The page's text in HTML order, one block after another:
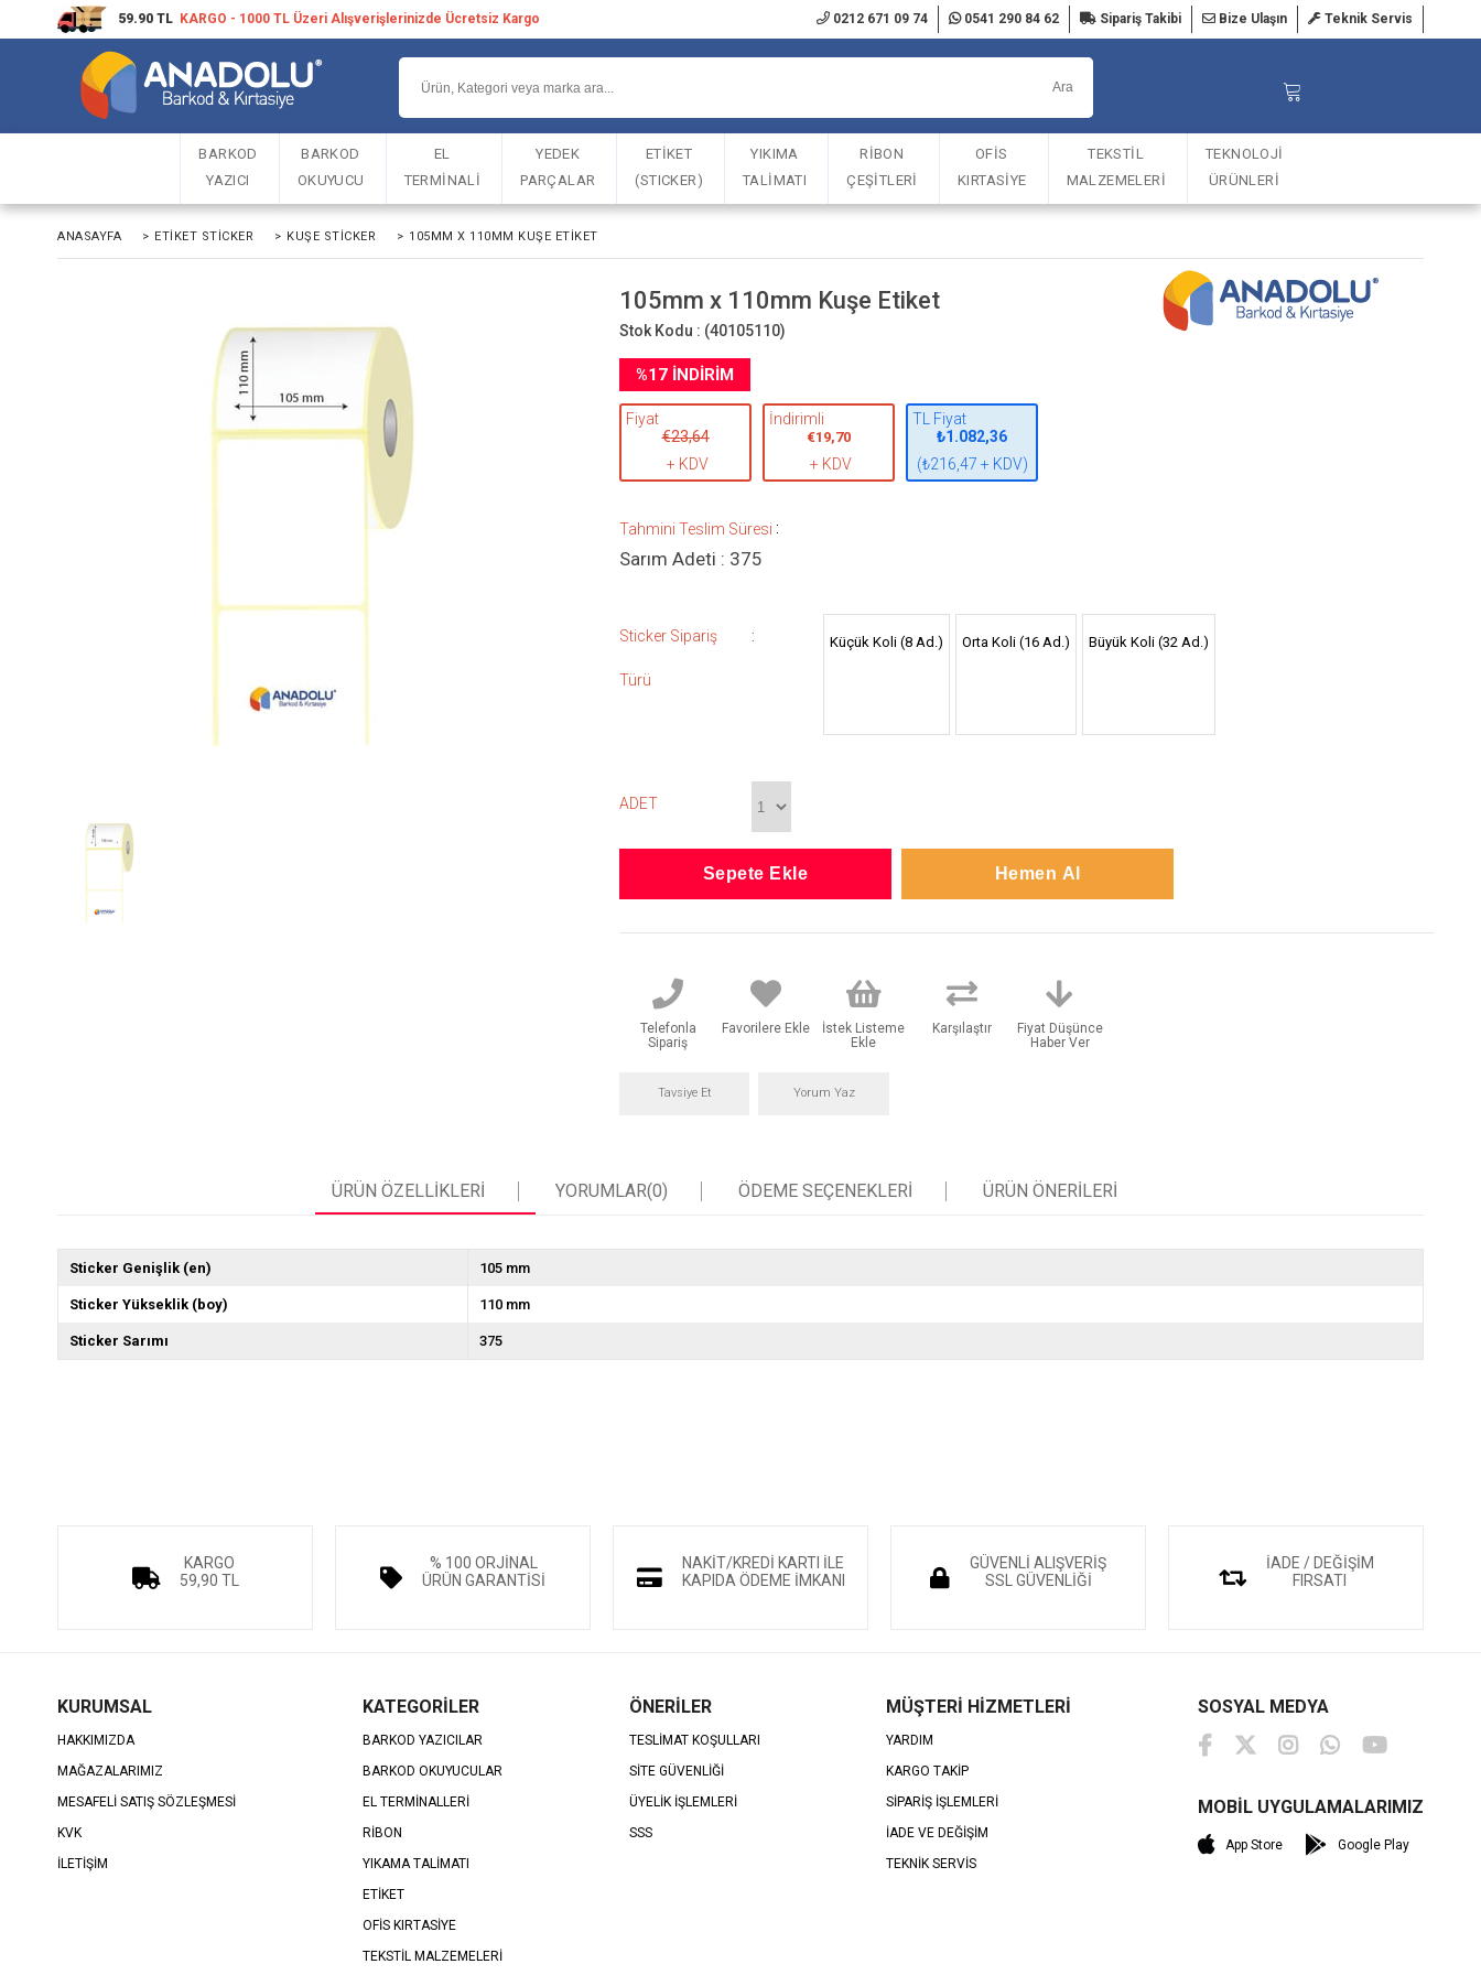
59.90 TL KARGO - 1000 TL Üzeri Alışverişlerinizde Ücretsiz Kargo 0212 671 09 74 0541 290 84 62 Sipariş Takibi Bize Ulaşın Teknik Servis
BARKOD
YAZICI
BARKOD
OKUYUCU
EL
TERMİNALİ
YEDEK
PARÇALAR
ETİKET
(STICKER)
YIKIMA
TALİMATI
RİBON
ÇEŞİTLERİ
OFİS
KIRTASİYE
TEKSTİL
MALZEMELERİ
TEKNOLOJİ
ÜRÜNLERİ
ANASAYFA > ETIKET STICKER > KUŞE STICKER > 105MM X 110MM KUŞE ETIKET
105mm x 110mm Kuşe Etiket
Stok Kodu : (40105110)
%17 İNDIRIM
Fiyat
€23,64
+ KDV
İndirimli
€19,70
+ KDV
TL Fiyat
₺1.082,36
(₺216,47 + KDV)
Tahmini Teslim Süresi :
Sarım Adeti : 375
Sticker Sipariş
Türü
: Küçük Koli (8 Ad.) Orta Koli (16 Ad.) Büyük Koli (32 Ad.)
ADET
Telefonla
Sipariş
Favorilere Ekle
İstek Listeme
Ekle
Karşılaştır
Fiyat Düşünce
Haber Ver
Tavsiye Et Yorum Yaz
ÜRÜN ÖZELLIKLERI YORUMLAR(0) ÖDEME SEÇENEKLERI ÜRÜN ÖNERILERI
Sticker Genişlik (en) 105 mm
Sticker Yükseklik (boy) 110 mm
Sticker Sarımı 375
KARGO
59,90 TL
% 100 ORJİNAL
ÜRÜN GARANTİSİ
NAKİT/KREDİ KARTI İLE
KAPIDA ÖDEME İMKANI
GÜVENLİ ALIŞVERİŞ
SSL GÜVENLİĞİ
İADE / DEĞİŞİM
FIRSATI
KURUMSAL
HAKKIMIZDA
MAĞAZALARIMIZ
MESAFELİ SATIŞ SÖZLEŞMESİ
KVK
İLETİŞİM
KATEGORİLER
BARKOD YAZICILAR
BARKOD OKUYUCULAR
EL TERMİNALLERİ
RİBON
YIKAMA TALİMATI
ETİKET
OFİS KIRTASİYE
TEKSTİL MALZEMELERİ
ÖNERİLER
TESLİMAT KOŞULLARI
SİTE GÜVENLİĞİ
ÜYELİK İŞLEMLERİ
SSS
MÜŞTERİ HİZMETLERİ
YARDIM
KARGO TAKİP
SİPARİŞ İŞLEMLERİ
İADE VE DEĞİŞİM
TEKNİK SERVİS
SOSYAL MEDYA
MOBİL UYGULAMALARIMIZ
App Store Google Play